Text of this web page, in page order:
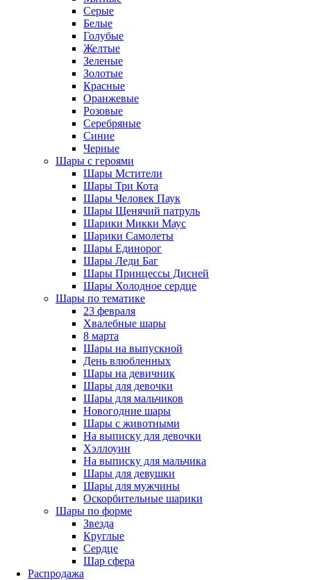
Серые
Белые
Голубые
Желтые
Зеленые
Золотые
Красные
Оранжевые
Розовые
Серебряные
Синие
Черные
Шары с героями
Шары Мстители
Шары Три Кота
Шары Человек Паук
Шары Щенячий патруль
Шарики Микки Маус
Шарики Самолеты
Шары Единорог
Шары Леди Баг
Шары Принцессы Дисней
Шары Холодное сердце
Шары по тематике
23 февраля
Хвалебные шары
8 марта
Шары на выпускной
День влюбленных
Шары на девичник
Шары для девочки
Шары для мальчиков
Новогодние шары
Шары с животными
На выписку для девочки
Хэллоуин
На выписку для мальчика
Шары для девушки
Шары для мужчины
Оскорбительные шарики
Шары по форме
Звезда
Круглые
Сердце
Шар сфера
Распродажа